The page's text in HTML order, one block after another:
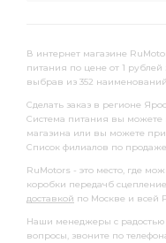
В интернет магазине
питания по цене от 1 рублей
выбрав из 352
Сделать заказ в регионе
Система питания вы можете
магазина или вы можете
Список филиалов по продаже
RuMotors - это место, где
коробки передачб
доставкой по Москве и всей
Наши менеджеры с радостью
вопросы, звоните по